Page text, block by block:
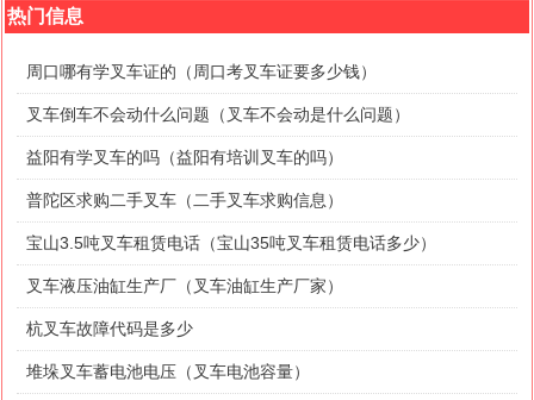
热门信息
周口哪有学叉车证的（周口考叉车证要多少钱）
叉车倒车不会动什么问题（叉车不会动是什么问题）
益阳有学叉车的吗（益阳有培训叉车的吗）
普陀区求购二手叉车（二手叉车求购信息）
宝山3.5吨叉车租赁电话（宝山35吨叉车租赁电话多少）
叉车液压油缸生产厂（叉车油缸生产厂家）
杭叉车故障代码是多少
堆垛叉车蓄电池电压（叉车电池容量）